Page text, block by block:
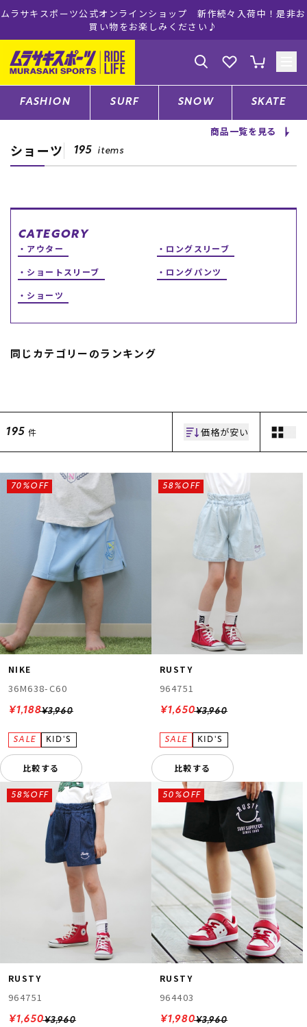
ムラサキスポーツ公式オンラインショップ 新作続々入荷中！是非お
買い物をお楽しみください♪
ゲスト様
ログイン 会員登録
CATEGORY
ファッションTOP
サーフTOP
CONTENTS
特集一覧
RIDE LIFE MAGAZINE一
スタッフスナップ
中古/アウトレット サー
中古/アウトレット スノ
SUPPORT
会員ランク
店頭受取サービス
ギフトラッピング
アフターサポート
下取り保証について
よくある質問
店舗一覧
お問い合わせ
ムラサキスポーツ 公式アプリ
ポイント・クーポンもこのアプリで！
FASHION SURF SNOW SKATE
商品一覧を見る
ショーツ 195 items
CATEGORY
アウター
ロングスリーブ
ショートスリーブ
ロングパンツ
ショーツ
同じカテゴリーのランキング
195 件 価格が安い
NIKE
36M638-C60
¥3,960
70%OFF
¥1,188
比較する
RUSTY
964751
¥3,960
58%OFF
¥1,650
比較する
RUSTY
964751
¥3,960
58%OFF
¥1,650
RUSTY
964403
¥3,960
50%OFF
¥1,980